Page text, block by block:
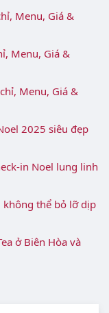
Menu, Giá &
Menu, Giá &
Menu, Giá &
2025 siêu đẹp
in Noel lung linh
không thể bỏ lỡ dịp
ở Biên Hòa và